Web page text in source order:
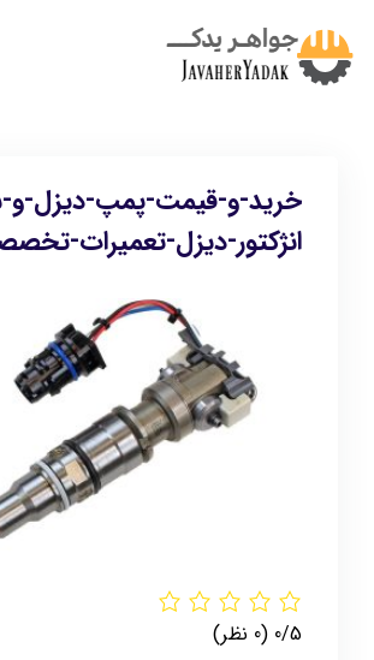
خرید-و-قیمت-پمپ-دیزل-
انژکتور-دیزل-تعمیرات-
‫0/5 ‫(0 نظر)